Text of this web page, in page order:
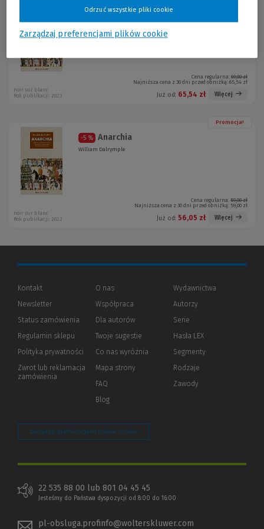
-5 % Anarchia
Cena regularna: 69,00 zł
Najniższa cena z 30 dni przed obniżką: 65,54 zł
Już od: 65,54 zł Więcej
noir sur blanc
Rok publikacji: 2023
Promocja!
-5 % Anarchia
William Dalrymple
Cena regularna: 59,00 zł
Najniższa cena z 30 dni przed obniżką: 59,00 zł
Już od: 56,05 zł Więcej
noir sur blanc
Rok publikacji: 2022
Kontakt
Newsletter
Status zamówienia
Regulamin sklepu
Polityka prywatności (Nowe
(Link
innej
Zwrot lub reklamacja
zamówienia
O nas
Współpraca
Dla autorów(Nowe
(Link
innej
strony)
Twoje sugestie
Co nas wyróżnia
Mapa strony
FAQ
Blog
Wydawnictwa
Autorzy
Serie
Hasła LEX
Segmenty
Rodzaje
Zawody
Zarządzaj preferencjami plików cookie
22 535 88 00 lub 801 04 45 45
Jesteśmy do Państwa dyspozycji od 8:00 do 16:00
pl-obsluga.profinfo@wolterskluwer.com
Zarządzaj preferencjami plików cookie
Odrzuć wszystkie pliki cookie